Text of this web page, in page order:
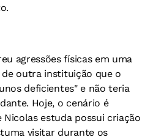
agressões físicas em uma
outra instituição que o
deficientes" e não teria
Hoje, o cenário é
Nicolas estuda possui criação
visitar durante os